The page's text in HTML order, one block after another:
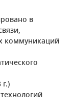
в
коммуникаций